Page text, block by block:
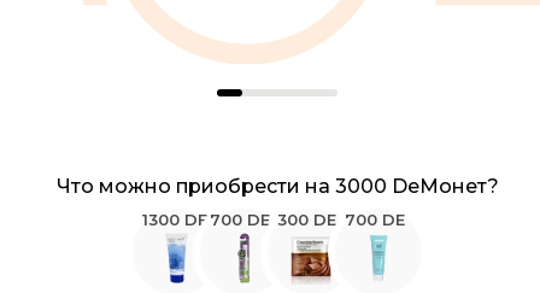
Что можно приобрести на 3000 DeМонет?
1300 DE700 DE 300 DE 700 DE